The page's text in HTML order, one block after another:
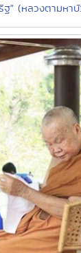
ริฐ" (หลวงตามห